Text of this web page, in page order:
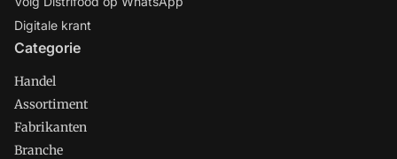
Digitale krant
Categorie
Handel
Assortiment
Fabrikanten
Branche